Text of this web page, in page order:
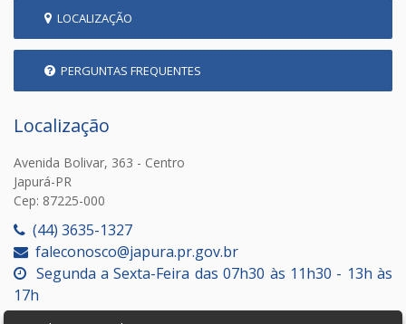
LOCALIZAÇÃO
PERGUNTAS FREQUENTES
Localização
Avenida Bolivar, 363 - Centro
Japurá-PR
Cep: 87225-000
(44) 3635-1327
faleconosco@japura.pr.gov.br
Segunda a Sexta-Feira das 07h30 às 11h30 - 13h às
17h